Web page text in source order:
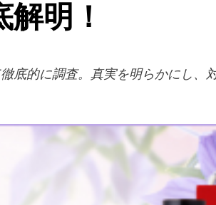
明！
底的に調査。真実を明らかにし、